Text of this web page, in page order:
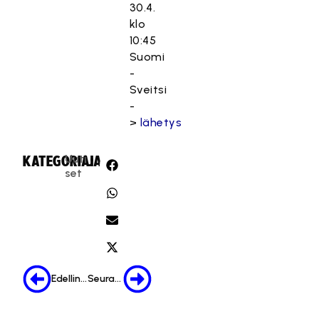
30.4.
klo
10:45
Suomi
-
Sveitsi
-
> lähetys
KATEGORIA:
Uuti
set
JAA:
Edellinen Seuraava